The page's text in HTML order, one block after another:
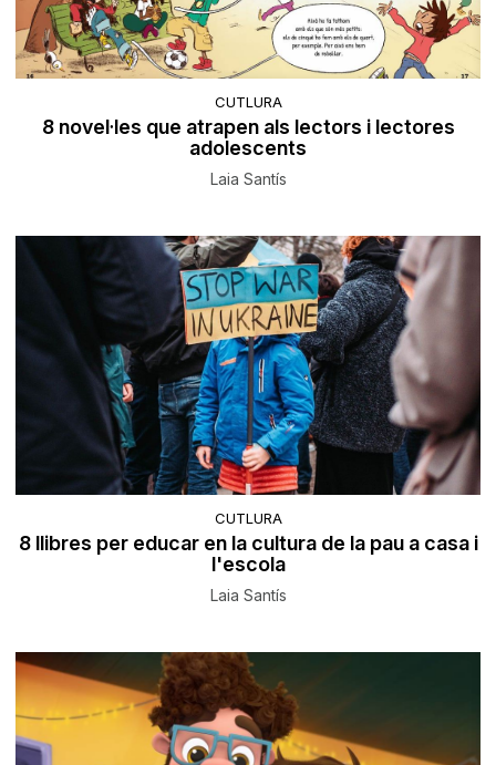
CUTLURA
8 novel·les que atrapen als lectors i lectores
adolescents
Laia Santís
CUTLURA
8 llibres per educar en la cultura de la pau a casa i
l'escola
Laia Santís